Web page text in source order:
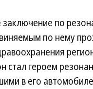
по
по нему
стал героем
в его